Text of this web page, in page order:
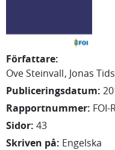
Författare:
OveSteinvall Jonas
Publiceringsdatum:
Rapportnummer: FOI-
Sidor: 43
Skriven på: Engelska